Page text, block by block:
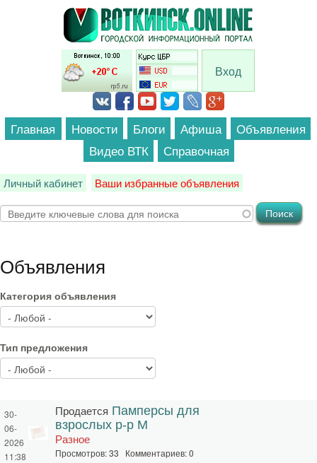
Перейти к основному содержанию
Вход
Главная Новости Блоги Афиша
Объявления
Видео ВТК
Справочная
Личный кабинет Ваши избранные объявления
Объявления
Категория объявления
Тип предложения
30-
06-
2026
11:38
Продается Памперсы для
взрослых р-р М
Разное
Просмотров: 33 Комментариев: 0